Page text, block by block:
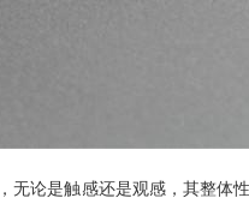
无论是触感还是观感，其整体